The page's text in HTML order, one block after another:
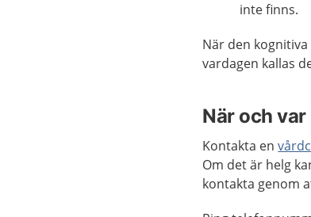
inte finns.
När den
vardagen kallas
När och
Kontakta en
Om det är helg
kontakta genom